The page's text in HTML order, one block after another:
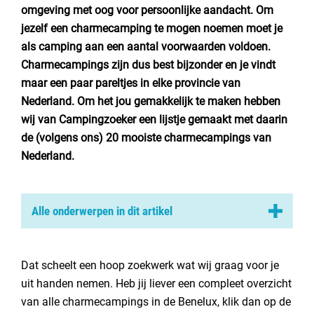
Nederland
België
Luxemburg
Frankrijk
Zwitserland
Nieuws / blog
Meld mijn camping aan
Samenwerken / adverteren
omgeving met oog voor persoonlijke aandacht. Om
jezelf een charmecamping te mogen noemen moet je
als camping aan een aantal voorwaarden voldoen.
Charmecampings zijn dus best bijzonder en je vindt
maar een paar pareltjes in elke provincie van
Nederland. Om het jou gemakkelijk te maken hebben
wij van Campingzoekereen lijstje gemaakt met daarin
de (volgens ons) 20 mooiste charmecampings van
Nederland.
Alle onderwerpen in dit artikel
2. Landgoed Borkerheide in Westerbork
3. Camping de Helfterkamp te Vaassen
4. Camping ‘t Plathuis te Bourtange
Dat scheelt een hoop zoekwerk wat wij graag voor je
uit handen nemen. Heb jij liever een compleet overzicht
van alle charmecampings in de Benelux, klik dan op de